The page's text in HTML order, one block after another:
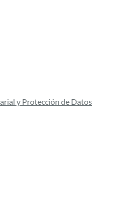
y Protección de Datos